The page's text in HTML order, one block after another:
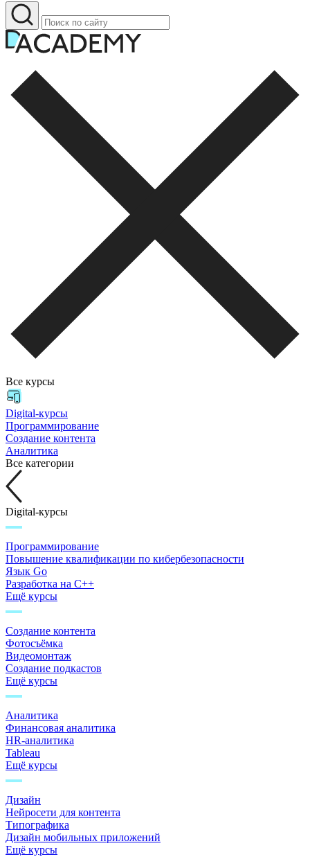
Все курсы
Digital-курсы
Программирование
Создание контента
Аналитика
Все категории
Digital-курсы
Программирование
Повышение квалификации по кибербезопасности
Язык Go
Разработка на C++
Ещё курсы
Создание контента
Фотосъёмка
Видеомонтаж
Создание подкастов
Ещё курсы
Аналитика
Финансовая аналитика
HR-аналитика
Tableau
Ещё курсы
Дизайн
Нейросети для контента
Типографика
Дизайн мобильных приложений
Ещё курсы